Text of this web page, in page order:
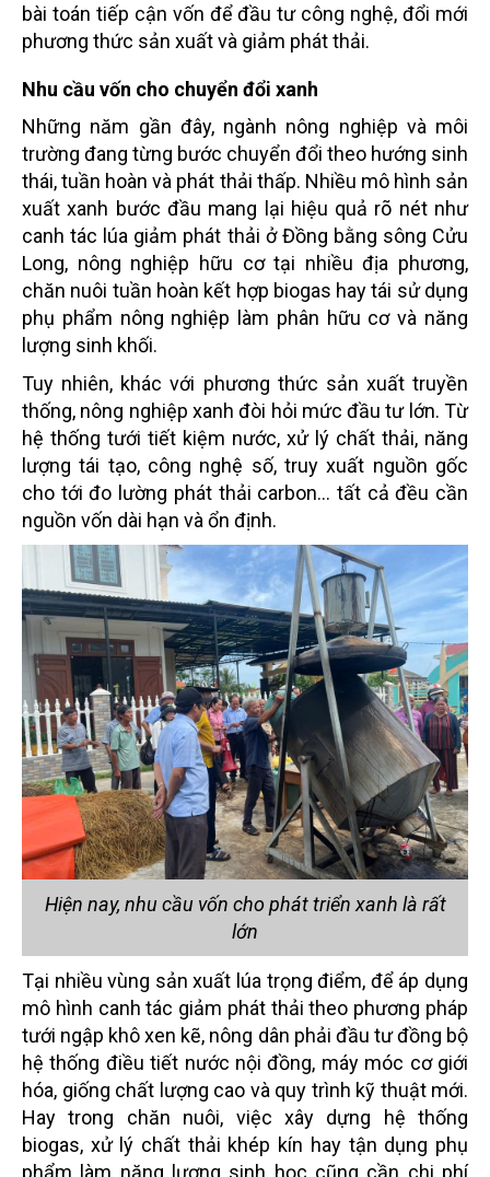
bài toán tiếp cận vốn để đầu tư công nghệ, đổi mới
phương thức sản xuất và giảm phát thải.
Nhu cầu vốn cho chuyển đổi xanh
Những năm gần đây, ngành nông nghiệp và môi
trường đang từng bước chuyển đổi theo hướng sinh
thái, tuần hoàn và phát thải thấp. Nhiều mô hình sản
xuất xanh bước đầu mang lại hiệu quả rõ nét như
canh tác lúa giảm phát thải ở Đồng bằng sông Cửu
Long, nông nghiệp hữu cơ tại nhiều địa phương,
chăn nuôi tuần hoàn kết hợp biogas hay tái sử dụng
phụ phẩm nông nghiệp làm phân hữu cơ và năng
lượng sinh khối.
Tuy nhiên, khác với phương thức sản xuất truyền
thống, nông nghiệp xanh đòi hỏi mức đầu tư lớn. Từ
hệ thống tưới tiết kiệm nước, xử lý chất thải, năng
lượng tái tạo, công nghệ số, truy xuất nguồn gốc
cho tới đo lường phát thải carbon… tất cả đều cần
nguồn vốn dài hạn và ổn định.
Hiện nay, nhu cầu vốn cho phát triển xanh là rất
lớn
Tại nhiều vùng sản xuất lúa trọng điểm, để áp dụng
mô hình canh tác giảm phát thải theo phương pháp
tưới ngập khô xen kẽ, nông dân phải đầu tư đồng bộ
hệ thống điều tiết nước nội đồng, máy móc cơ giới
hóa, giống chất lượng cao và quy trình kỹ thuật mới.
Hay trong chăn nuôi, việc xây dựng hệ thống
biogas, xử lý chất thải khép kín hay tận dụng phụ
phẩm làm năng lượng sinh học cũng cần chi phí